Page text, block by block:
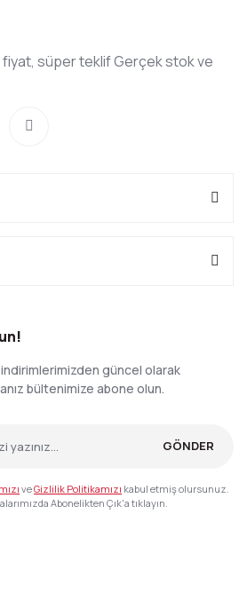
fiyat, süper teklif Gerçek stok ve
indirimlerimizden güncel olarak
bültenimize abone olun.
GÖNDER
veGizlilik Politikamızı kabul etmiş olursunuz.
Abonelikten Çık'a tıklayın.